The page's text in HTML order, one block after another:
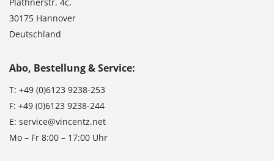
Plathnerstr. 4c,
30175 Hannover
Deutschland
Abo, Bestellung & Service:
T: +49 (0)6123 9238-253
F: +49 (0)6123 9238-244
E: service@vincentz.net
Mo – Fr 8:00 – 17:00 Uhr